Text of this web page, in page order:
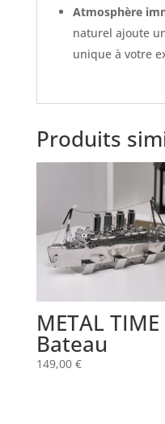
Atmosphère
naturel ajoute
unique à votre
Produits
METAL TIME
Bateau
149,00 €